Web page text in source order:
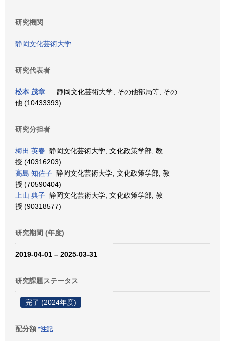
研究機関
静岡文化芸術大学
研究代表者
松本 茂章
静岡文化芸術大学, その他部局等, その
他 (10433393)
研究分担者
梅田 英春 静岡文化芸術大学, 文化政策学部, 教
授 (40316203)
高島 知佐子 静岡文化芸術大学, 文化政策学部, 教
授 (70590404)
上山 典子 静岡文化芸術大学, 文化政策学部, 教
授 (90318577)
研究期間 (年度)
2019-04-01 – 2025-03-31
研究課題ステータス
完了 (2024年度)
配分額 *注記